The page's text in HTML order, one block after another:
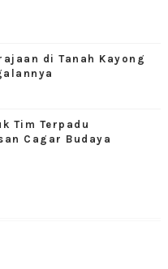
di Tanah Kayong
Tim Terpadu
Cagar Budaya